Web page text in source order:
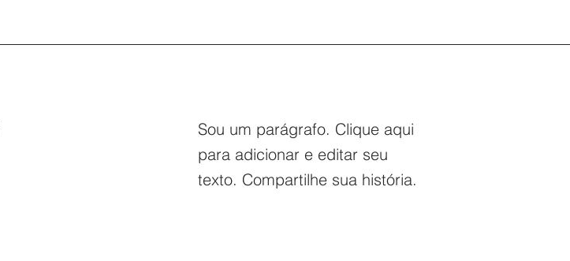
Sou um parágrafo. Clique aqui
para adicionar e editar seu
texto. Compartilhe sua história.